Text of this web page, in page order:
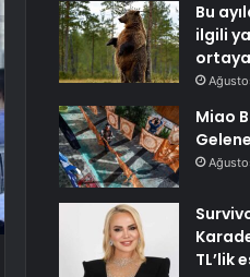
Bu
ilgili
ortaya
Miao
TL’lik